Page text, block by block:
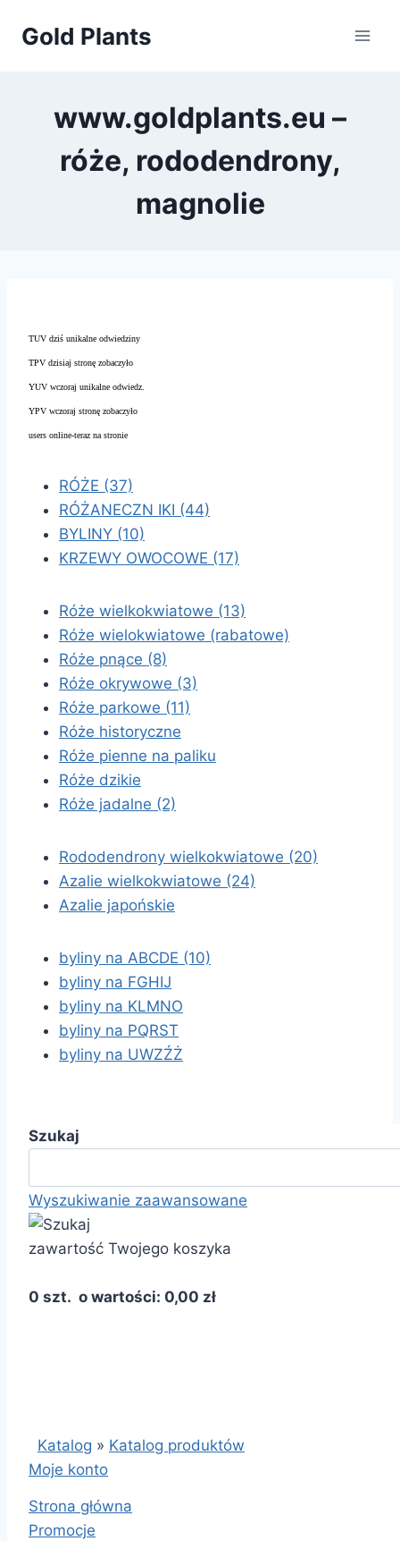
Gold Plants
www.goldplants.eu –
róże, rododendrony,
magnolie
TUV dziś unikalne odwiedziny
TPV dzisiaj stronę zobaczyło
YUV wczoraj unikalne odwiedz.
YPV wczoraj stronę zobaczyło
users online-teraz na stronie
RÓŻE (37)
RÓŻANECZN IKI (44)
BYLINY (10)
KRZEWY OWOCOWE (17)
Róże wielkokwiatowe (13)
Róże wielokwiatowe (rabatowe)
Róże pnące (8)
Róże okrywowe (3)
Róże parkowe (11)
Róże historyczne
Róże pienne na paliku
Róże dzikie
Róże jadalne (2)
Rododendrony wielkokwiatowe (20)
Azalie wielkokwiatowe (24)
Azalie japońskie
byliny na ABCDE (10)
byliny na FGHIJ
byliny na KLMNO
byliny na PQRST
byliny na UWZŹŻ
Szukaj
Wyszukiwanie zaawansowane
zawartość Twojego koszyka
0 szt. o wartości: 0,00 zł
Katalog » Katalog produktów
Moje konto
Strona główna
Promocje